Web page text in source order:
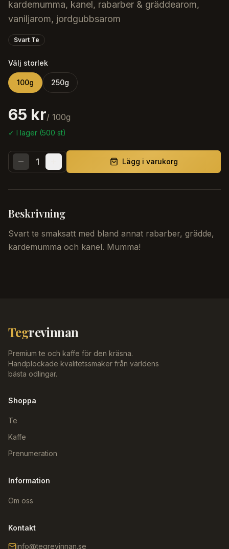
kardemumma, kanel, rabarber & gräddearom,
vaniljarom, jordgubbsarom
Svart Te
Välj storlek
100g 250g
65 kr/ 100g
✓ I lager (500 st)
1 Lägg i varukorg
Beskrivning
Svart te smaksatt med bland annat rabarber, grädde,
kardemumma och kanel. Mumma!
Tegrevinnan
Premium te och kaffe för den kräsna.
Handplockade kvalitetssmaker från världens
bästa odlingar.
Shoppa
Te
Kaffe
Prenumeration
Information
Om oss
Kontakt
info@tegrevinnan.se